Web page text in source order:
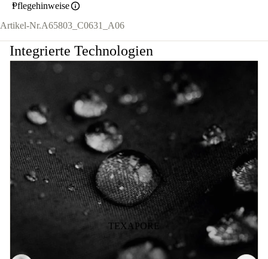
Pflegehinweise
Artikel-Nr.A65803_C0631_A06
Integrierte Technologien
TEXAPORE